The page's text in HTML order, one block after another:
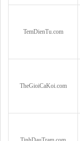
TemDienTu.com
TheGioiCaKoi.com